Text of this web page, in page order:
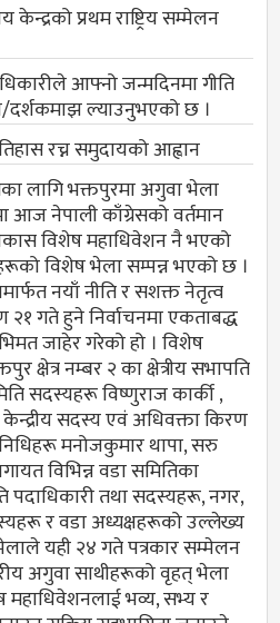
प्रथम राष्ट्रिय सम्मेलन
आफ्नो जन्मदिनमा गीति
दर्शकमाझ ल्याउनुभएको छ ।
रच्न समुदायको आह्वान
लागि भक्तपुरमा अगुवा भेला
आज नेपाली काँग्रेसको वर्तमान
विशेष महाधिवेशन नै भएको
विशेष भेला सम्पन्न भएको छ ।
नयाँ नीति र सशक्त नेतृत्व
गते हुने निर्वाचनमा एकताबद्ध
जाहेर गरेको हो । विशेष
क्षेत्र नम्बर २ का क्षेत्रीय सभापति
सदस्यहरू विष्णुराज कार्की ,
केन्द्रीय सदस्य एवं अधिवक्ता किरण
मनोजकुमार थापा, सरु
विभिन्न वडा समितिका
पदाधिकारी तथा सदस्यहरू, नगर,
र वडा अध्यक्षहरूको उल्लेख्य
यही २४ गते पत्रकार सम्मेलन
अगुवा साथीहरूको वृहत् भेला
महाधिवेशनलाई भव्य, सभ्य र